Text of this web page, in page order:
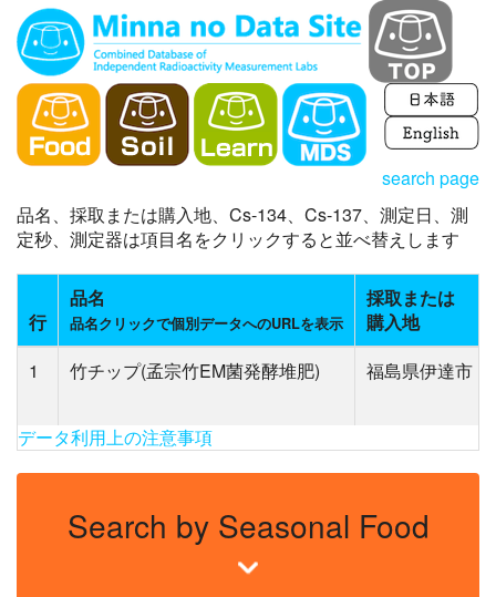
search page
品名、採取または購入地、Cs-134、Cs-137、測定日、測
定秒、測定器は項目名をクリックすると並べ替えします
行
品名
品名クリックで個別データへのURLを表示
採取または
購入地
1
竹チップ(孟宗竹EM菌発酵堆肥) 福島県伊達市
データ利用上の注意事項
Search by Seasonal Food